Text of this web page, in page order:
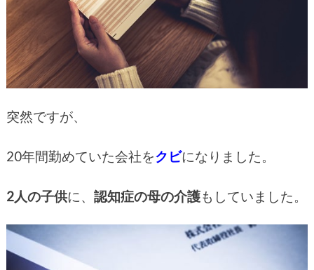
突然ですが、
20年間勤めていた会社をクビになりました。
2人の子供に、 認知症の母の介護もしていました。